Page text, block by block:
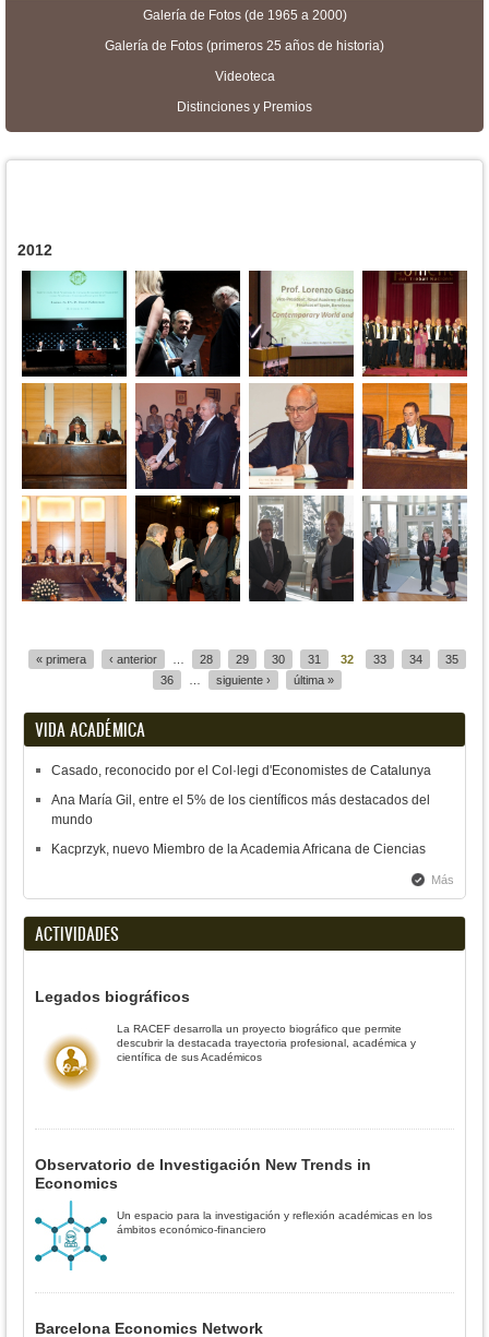
Galería de Fotos (de 1965 a 2000)
Galería de Fotos (primeros 25 años de historia)
Videoteca
Distinciones y Premios
2012
« primera ‹ anterior 28 29 30 31 32 33 34
35
36
siguiente › última »
VIDA ACADÉMICA
Casado, reconocido por el Col·legi d'Economistes de Catalunya
Ana María Gil, entre el 5% de los científicos más destacados del
mundo
Kacprzyk, nuevo Miembro de la Academia Africana de Ciencias
Más
ACTIVIDADES
Legados biográficos
La RACEF desarrolla un proyecto biográfico que permite
descubrir la destacada trayectoria profesional, académica y
científica de sus Académicos
Observatorio de Investigación New Trends in
Economics
Un espacio para la investigación y reflexión académicas en los
ámbitos económico-financiero
Barcelona Economics Network